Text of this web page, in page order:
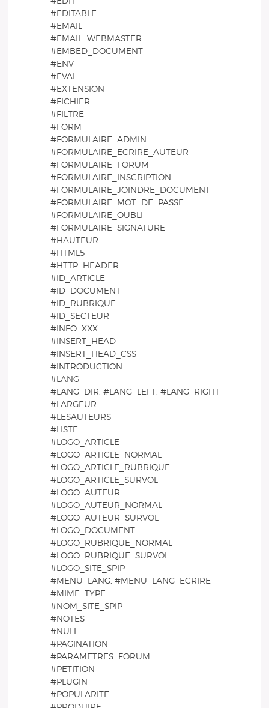
#EDITABLE
#EMAIL
#EMAIL_WEBMASTER
#EMBED_DOCUMENT
#ENV
#EVAL
#EXTENSION
#FICHIER
#FILTRE
#FORM
#FORMULAIRE_ADMIN
#FORMULAIRE_ECRIRE_AUTEUR
#FORMULAIRE_FORUM
#FORMULAIRE_INSCRIPTION
#FORMULAIRE_JOINDRE_DOCUMENT
#FORMULAIRE_MOT_DE_PASSE
#FORMULAIRE_OUBLI
#FORMULAIRE_SIGNATURE
#HAUTEUR
#HTML5
#HTTP_HEADER
#ID_ARTICLE
#ID_DOCUMENT
#ID_RUBRIQUE
#ID_SECTEUR
#INFO_XXX
#INSERT_HEAD
#INSERT_HEAD_CSS
#INTRODUCTION
#LANG
#LANG_DIR, #LANG_LEFT, #LANG_RIGHT
#LARGEUR
#LESAUTEURS
#LISTE
#LOGO_ARTICLE
#LOGO_ARTICLE_NORMAL
#LOGO_ARTICLE_RUBRIQUE
#LOGO_ARTICLE_SURVOL
#LOGO_AUTEUR
#LOGO_AUTEUR_NORMAL
#LOGO_AUTEUR_SURVOL
#LOGO_DOCUMENT
#LOGO_RUBRIQUE_NORMAL
#LOGO_RUBRIQUE_SURVOL
#LOGO_SITE_SPIP
#MENU_LANG, #MENU_LANG_ECRIRE
#MIME_TYPE
#NOM_SITE_SPIP
#NOTES
#NULL
#PAGINATION
#PARAMETRES_FORUM
#PETITION
#PLUGIN
#POPULARITE